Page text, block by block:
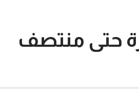
حتى منتصف